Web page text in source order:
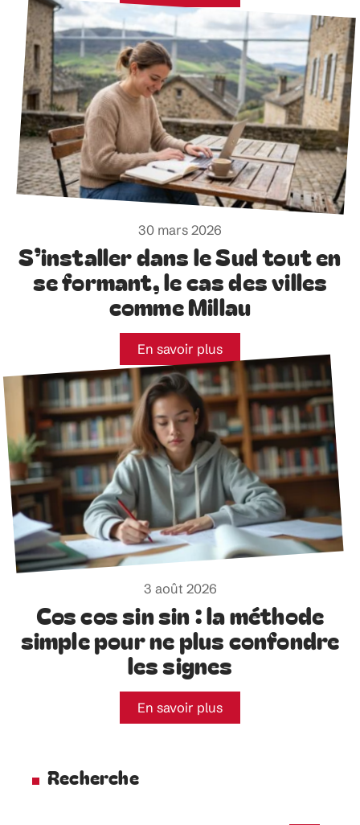
30 mars 2026
S’installer dans le Sud tout en
se formant, le cas des villes
comme Millau
En savoir plus
3 août 2026
Cos cos sin sin : la méthode
simple pour ne plus confondre
les signes
En savoir plus
Recherche